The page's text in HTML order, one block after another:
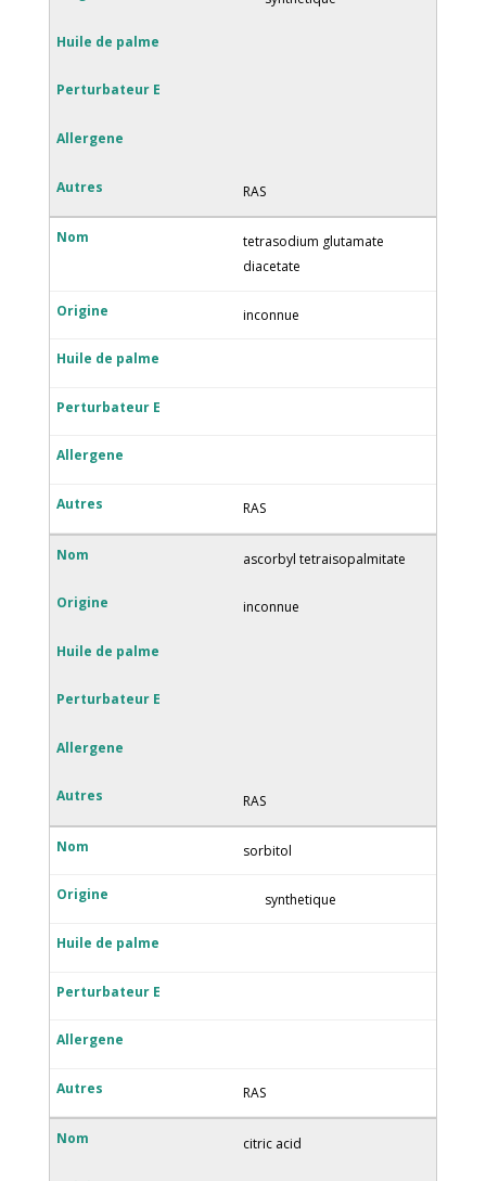
RAS
tetrasodium glutamate
diacetate
inconnue
RAS
ascorbyl tetraisopalmitate
inconnue
RAS
sorbitol
synthetique
RAS
citric acid